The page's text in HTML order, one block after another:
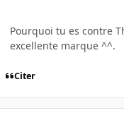
Pourquoi tu es contre
excellente marque ^^.
Citer